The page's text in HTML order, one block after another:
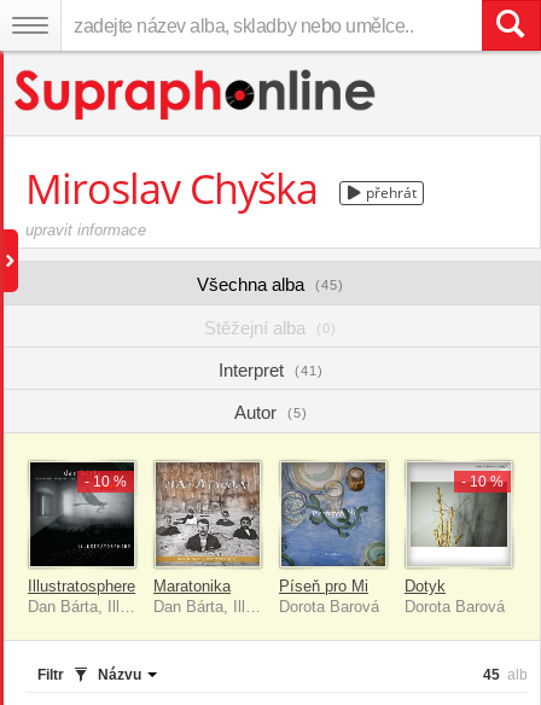
Miroslav Chyška přehrát
upravit informace
Všechna alba (45)
Stěžejní alba (0)
Interpret (41)
Autor (5)
- 10 %
Illustratosphere
Dan Bárta, Illustratosphere
Maratonika
Dan Bárta, Illustratosphere
Píseň pro Mi
Dorota Barová
- 10 %
Dotyk
Dorota Barová
Filtr Názvu 45 alb